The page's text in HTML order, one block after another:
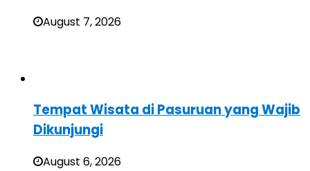
August 7, 2026
Tempat Wisata di Pasuruan yang Wajib
Dikunjungi
August 6, 2026